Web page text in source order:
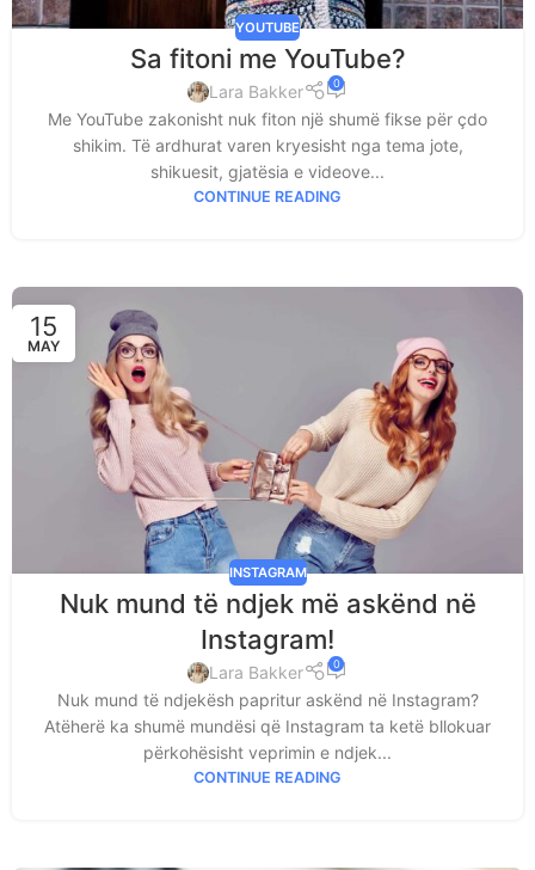
YOUTUBE
Sa fitoni me YouTube?
Lara Bakker 0
Me YouTube zakonisht nuk fiton një shumë fikse për çdo
shikim. Të ardhurat varen kryesisht nga tema jote,
shikuesit, gjatësia e videove...
CONTINUE READING
15
MAY
INSTAGRAM
Nuk mund të ndjek më askënd në
Instagram!
Lara Bakker 0
Nuk mund të ndjekësh papritur askënd në Instagram?
Atëherë ka shumë mundësi që Instagram ta ketë bllokuar
përkohësisht veprimin e ndjek...
CONTINUE READING